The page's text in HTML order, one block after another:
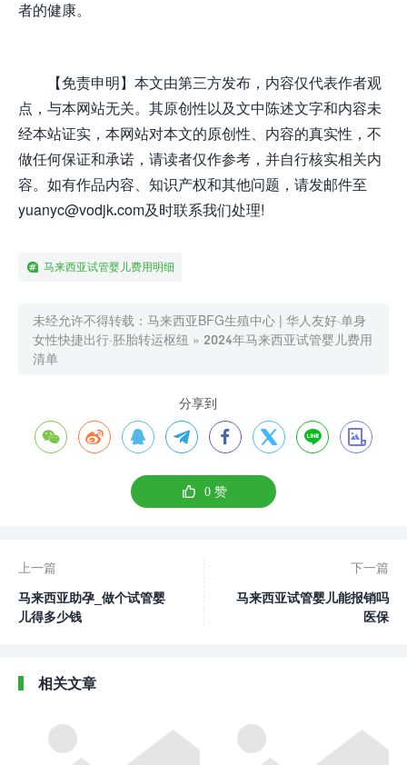
者的健康。
【免责申明】本文由第三方发布，内容仅代表作者观
点，与本网站无关。其原创性以及文中陈述文字和内容未
经本站证实，本网站对本文的原创性、内容的真实性，不
做任何保证和承诺，请读者仅作参考，并自行核实相关内
容。如有作品内容、知识产权和其他问题，请发邮件至
yuanyc@vodjk.com及时联系我们处理!
马来西亚试管婴儿费用明细
未经允许不得转载： 马来西亚BFG生殖中心 | 华人友好·单身
女性快捷出行·胚胎转运枢纽 » 2024年马来西亚试管婴儿费用
清单
分享到
       
 0赞
上一篇
马来西亚助孕_做个试管婴
儿得多少钱
下一篇
马来西亚试管婴儿能报销吗
医保
相关文章